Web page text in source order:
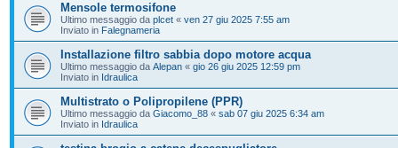
Mensole termosifone
Ultimo messaggio da plcet « ven 27 giu 2025 7:55 am
Inviato in Falegnameria
Installazione filtro sabbia dopo motore acqua
Ultimo messaggio da Alepan « gio 26 giu 2025 12:59 pm
Inviato in Idraulica
Multistrato o Polipropilene (PPR)
Ultimo messaggio da Giacomo_88 « sab 07 giu 2025 6:34 am
Inviato in Idraulica